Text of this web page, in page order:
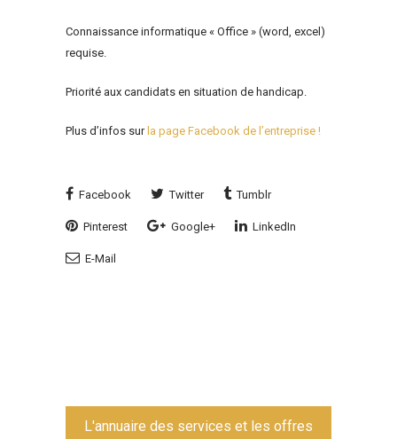
Connaissance informatique « Office » (word, excel)
requise.
Priorité aux candidats en situation de handicap.
Plus d’infos surla page Facebook de l’entreprise !
Facebook Twitter Tumblr
Pinterest Google+ LinkedIn
E-Mail
L'annuaire des services et les offres